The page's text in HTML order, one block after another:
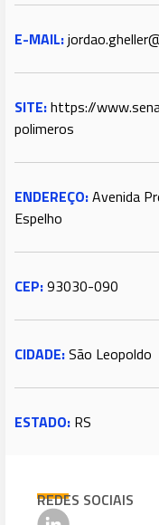
E-MAIL:
SITE:https://
polimeros
ENDEREÇO:Avenida
Espelho
CEP:93030-090
CIDADE:São Leopoldo
ESTADO: RS
REDES SOCIAIS